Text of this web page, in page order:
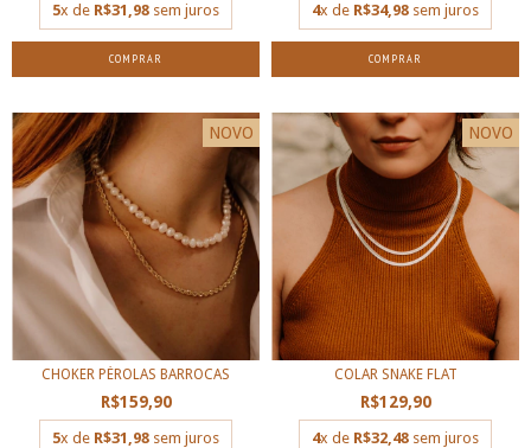
5x de R$31,98 sem juros
COMPRAR
4x de R$34,98 sem juros
COMPRAR
NOVO
CHOKER PÉROLAS BARROCAS
R$159,90
5x de R$31,98 sem juros
NOVO
COLAR SNAKE FLAT
R$129,90
4x de R$32,48 sem juros